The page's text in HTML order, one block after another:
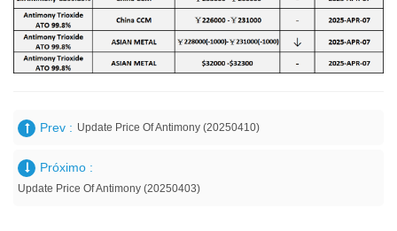
Prev : Update Price Of Antimony (20250410)
Próximo :
Update Price Of Antimony (20250403)